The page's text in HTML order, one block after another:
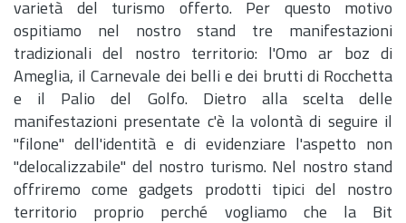
varietà del turismo offerto. Per questo motivo
ospitiamo nel nostro stand tre manifestazioni
tradizionali del nostro territorio: l'Omo ar boz di
Ameglia, il Carnevale dei belli e dei brutti di Rocchetta
e il Palio del Golfo. Dietro alla scelta delle
manifestazioni presentate c'è la volontà di seguire il
"filone" dell'identità e di evidenziare l'aspetto non
"delocalizzabile" del nostro turismo. Nel nostro stand
offriremo come gadgets prodotti tipici del nostro
territorio proprio perché vogliamo che la Bit